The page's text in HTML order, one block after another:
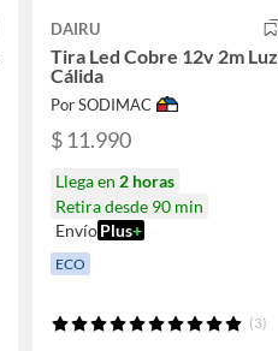
DAIRU
Tira Led Cobre 12v 2m Luz
Cálida
Por SODIMAC
$ 11.990
Llega en 2 horas
Retira desde 90 min
Envío Plus+
ECO
(3)